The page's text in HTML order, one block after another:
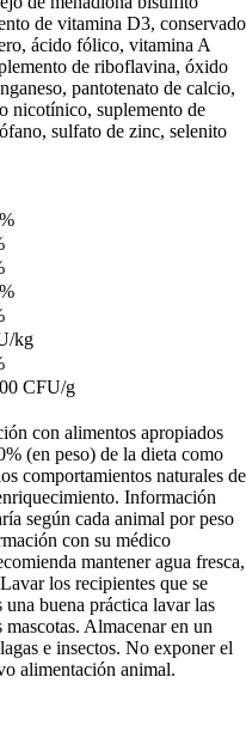
de vitamina D3, conservado
ácido fólico, vitamina A
de riboflavina, óxido
pantotenato de calcio,
nicotínico, suplemento de
sulfato de zinc, selenito
kg
CFU/g
con alimentos apropiados
(en peso) de la dieta como
comportamientos naturales de
Información
según cada animal por peso
con su médico
mantener agua fresca,
los recipientes que se
buena práctica lavar las
Almacenar en un
e insectos. No exponer el
alimentación animal.